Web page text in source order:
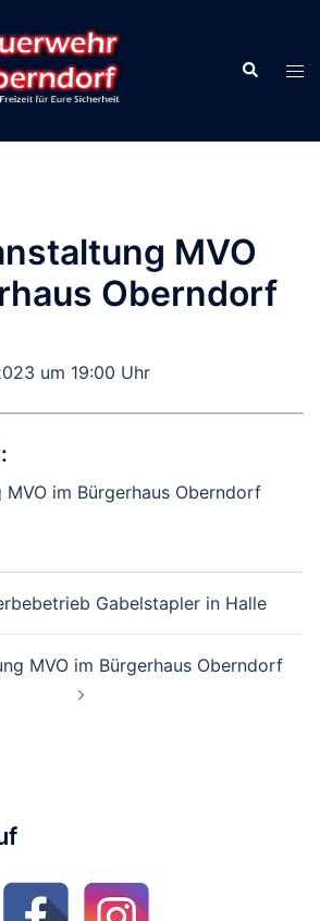
Suche
MVO
Oberndorf
um 19:00 Uhr
MVO im Bürgerhaus Oberndorf
Gabelstapler in Halle
MVO im Bürgerhaus Oberndorf